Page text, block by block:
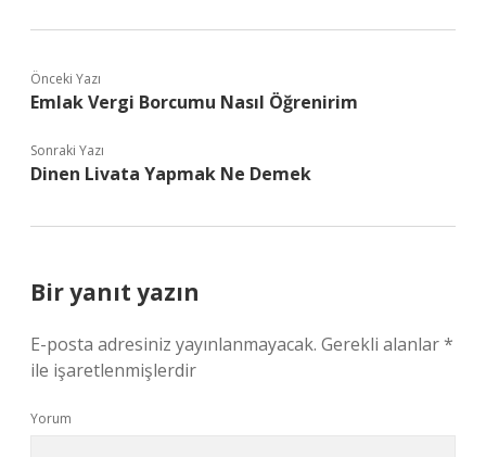
Önceki Yazı
Emlak Vergi Borcumu Nasıl Öğrenirim
Sonraki Yazı
Dinen Livata Yapmak Ne Demek
Bir yanıt yazın
E-posta adresiniz yayınlanmayacak. Gerekli alanlar*
ile işaretlenmişlerdir
Yorum